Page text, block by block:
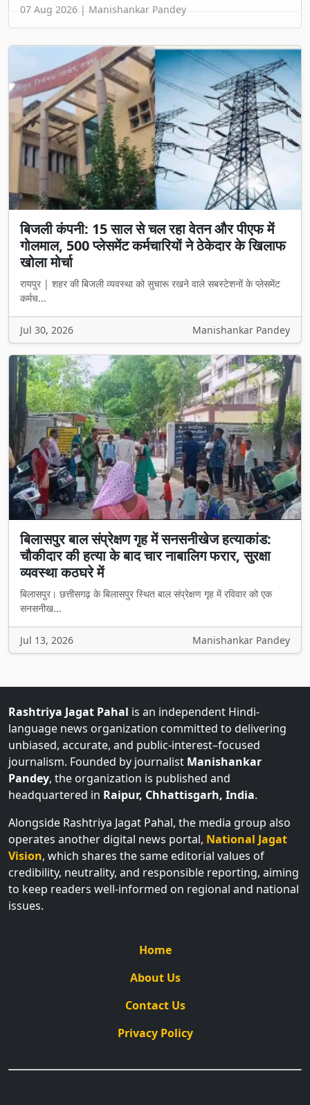
07 Aug 2026 | Manishankar Pandey
बिजली कंपनी: 15 साल से चल रहा वेतन और पीएफ में
गोलमाल, 500 प्लेसमेंट कर्मचारियों ने ठेकेदार के खिलाफ
खोला मोर्चा
रायपुर | शहर की बिजली व्यवस्था को सुचारू रखने वाले सबस्टेशनों के प्लेसमेंट
कर्मच...
Jul 30, 2026 Manishankar Pandey
बिलासपुर बाल संप्रेक्षण गृह में सनसनीखेज हत्याकांड:
चौकीदार की हत्या के बाद चार नाबालिग फरार, सुरक्षा
व्यवस्था कठघरे में
बिलासपुर। छत्तीसगढ़ के बिलासपुर स्थित बाल संप्रेक्षण गृह में रविवार को एक
सनसनीख...
Jul 13, 2026 Manishankar Pandey
Rashtriya Jagat Pahal is an independent Hindi-
language news organization committed to delivering
unbiased, accurate, and public-interest–focused
journalism. Founded by journalist Manishankar
Pandey, the organization is published and
headquartered in Raipur, Chhattisgarh, India.
Alongside Rashtriya Jagat Pahal, the media group also
operates another digital news portal, National Jagat
Vision, which shares the same editorial values of
credibility, neutrality, and responsible reporting, aiming
to keep readers well-informed on regional and national
issues.
Home
About Us
Contact Us
Privacy Policy